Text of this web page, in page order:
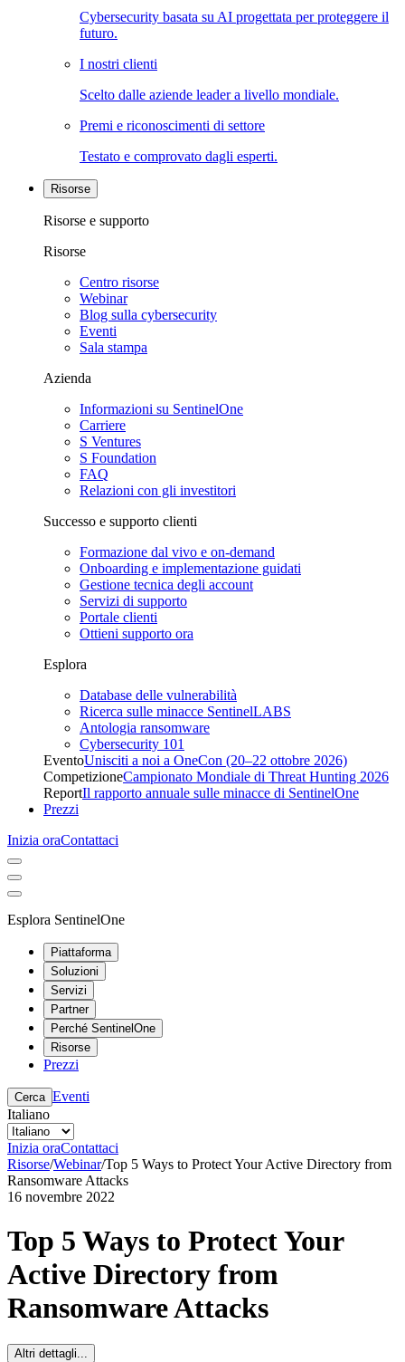
Cybersecurity basata su AI progettata per proteggere il
futuro.
I nostri clienti
Scelto dalle aziende leader a livello mondiale.
Premi e riconoscimenti di settore
Testato e comprovato dagli esperti.
Risorse
Risorse e supporto
Risorse
Centro risorse
Webinar
Blog sulla cybersecurity
Eventi
Sala stampa
Azienda
Informazioni su SentinelOne
Carriere
S Ventures
S Foundation
FAQ
Relazioni con gli investitori
Successo e supporto clienti
Formazione dal vivo e on-demand
Onboarding e implementazione guidati
Gestione tecnica degli account
Servizi di supporto
Portale clienti
Ottieni supporto ora
Esplora
Database delle vulnerabilità
Ricerca sulle minacce SentinelLABS
Antologia ransomware
Cybersecurity 101
EventoUnisciti a noi a OneCon (20–22 ottobre 2026)
CompetizioneCampionato Mondiale di Threat Hunting 2026
ReportIl rapporto annuale sulle minacce di SentinelOne
Prezzi
Inizia oraContattaci
Esplora SentinelOne
Piattaforma
Soluzioni
Servizi
Partner
Perché SentinelOne
Risorse
Prezzi
Cerca Eventi
Italiano
Inizia oraContattaci
Risorse/Webinar/Top 5 Ways to Protect Your Active Directory from
Ransomware Attacks
16 novembre 2022
Top 5 Ways to Protect Your
Active Directory from
Ransomware Attacks
Altri dettagli...